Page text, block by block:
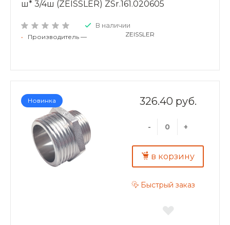
ш* 3/4ш (ZEISSLER) ZSr.161.020605
В наличии
• Производитель — ZEISSLER
Новинка 326.40 руб.
- +
в корзину
Быстрый заказ